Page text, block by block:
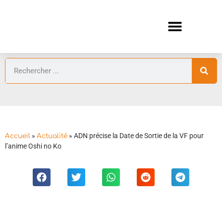
Accueil » Actualité » ADN précise la Date de Sortie de la VF pour
l’anime Oshi no Ko